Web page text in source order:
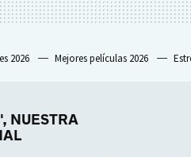
2026 Mejores películas 2026
NUESTRA